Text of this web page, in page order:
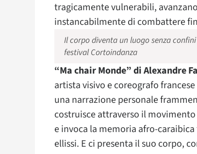
tragicamente vulnerabili,
instancabilmente di combattere
Il corpo diventa un luogo senza
festival Cortoindanza
“Ma chair Monde” di Alexandre
artista visivo e coreografo
una narrazione personale
costruisce attraverso il movimento
e invoca la memoria afro-
ellissi. E ci presenta il suo corpo,